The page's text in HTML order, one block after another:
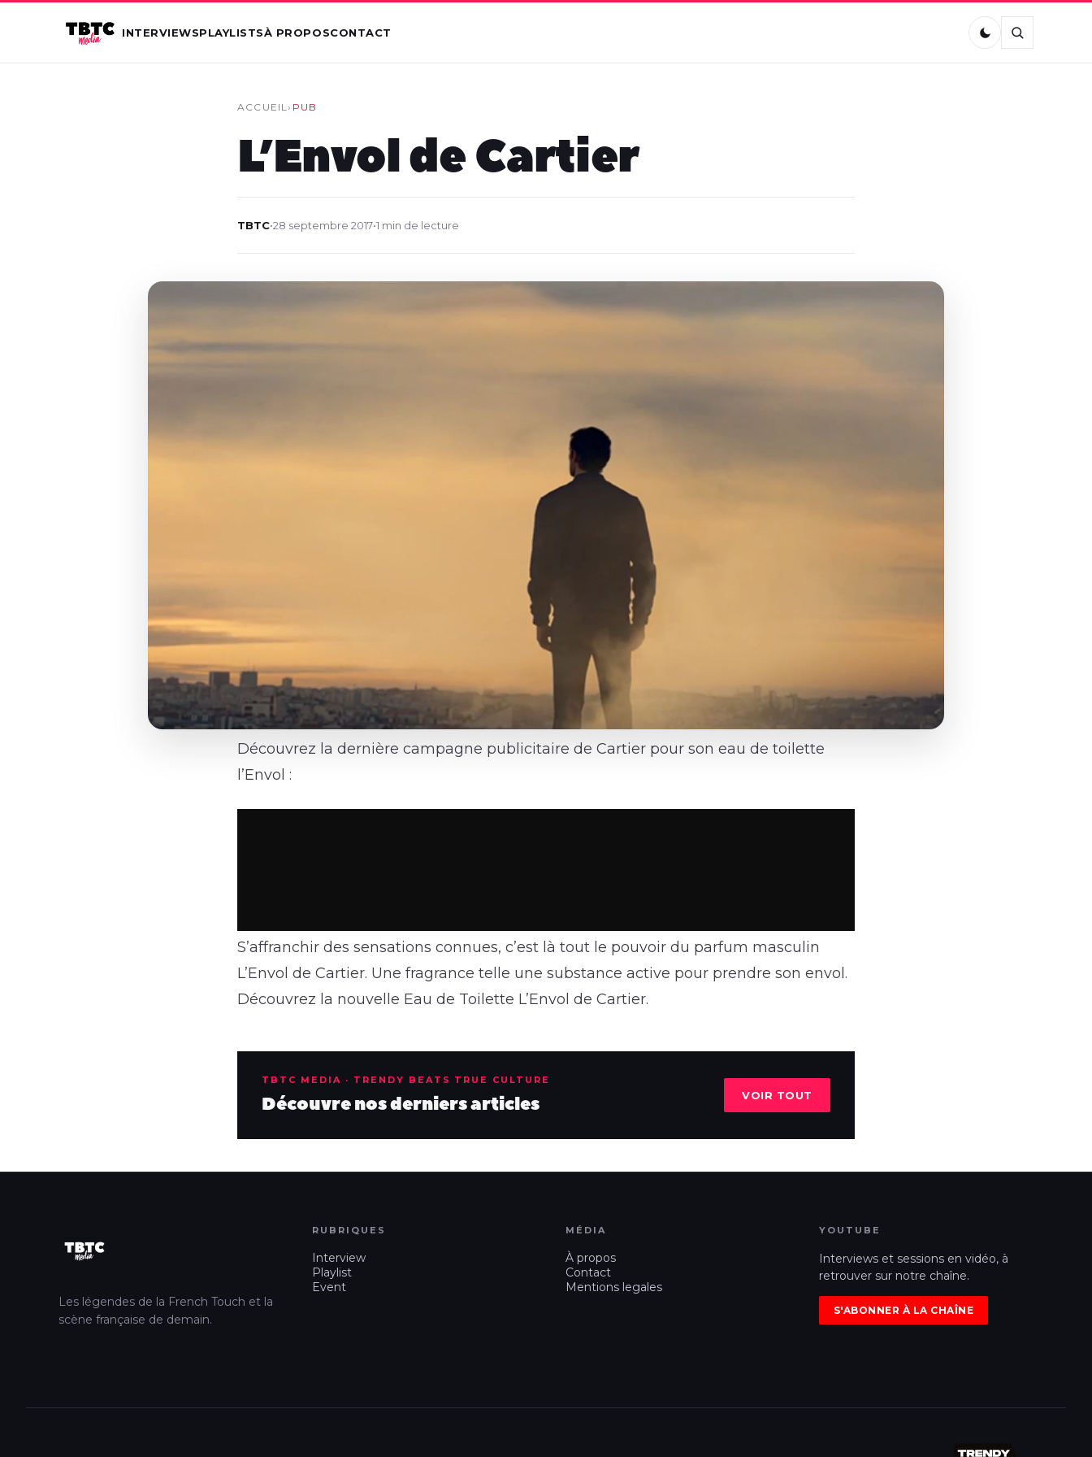
INTERVIEWSPLAYLISTSÀ PROPOSCONTACT
ACCUEIL› PUB
L’Envol de Cartier
TBTC•28 septembre 2017•1 min de lecture
Découvrez la dernière campagne publicitaire de Cartier pour son eau de toilette
l’Envol :
S’affranchir des sensations connues, c’est là tout le pouvoir du parfum masculin
L’Envol de Cartier. Une fragrance telle une substance active pour prendre son envol.
Découvrez la nouvelle Eau de Toilette L’Envol de Cartier.
TBTC MEDIA · TRENDY BEATS TRUE CULTURE
Découvre nos derniers articles VOIR TOUT
Les légendes de la French Touch et la
scène française de demain.
RUBRIQUES
Interview
Playlist
Event
MÉDIA
À propos
Contact
Mentions legales
YOUTUBE
Interviews et sessions en vidéo, à
retrouver sur notre chaîne.
S'ABONNER À LA CHAÎNE